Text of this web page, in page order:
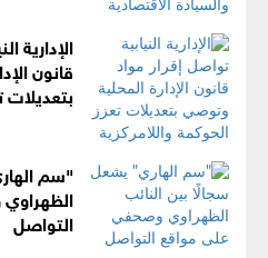
الإدارية
قانون
بتعديلات
"سم
التواصل